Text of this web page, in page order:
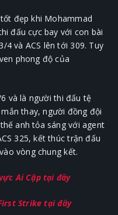
đẹp khi Mohammad
đấu cực bay với con bài
4 và ACS lên tới 309. Tuy
phong độ của
và là người thi đấu tệ
thay, người đồng đội
anh tỏa sáng với agent
325, kết thúc trận đấu
vòng chung kết.
Ai Cập tại đây
Strike tại đây